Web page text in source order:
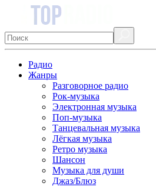
Радио
Жанры
Разговорное радио
Рок-музыка
Электронная музыка
Поп-музыка
Танцевальная музыка
Лёгкая музыка
Ретро музыка
Шансон
Музыка для души
Джаз/Блюз